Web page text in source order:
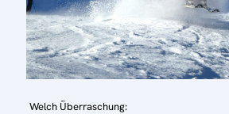
Welch Überraschung: